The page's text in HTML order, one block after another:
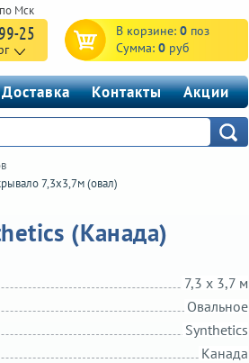
В корзине: 0 поз
Сумма: 0 руб
25
Доставка Контакты Акции
7,3х3,7м (овал)
(Канада)
7,3 х 3,7 м
Овальное
Synthetics
Канада